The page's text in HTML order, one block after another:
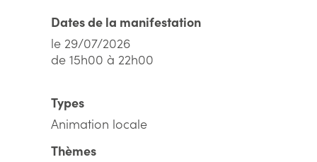
Dates de la manifestation
le 29/07/2026
de 15h00 à 22h00
Types
Animation locale
Thèmes